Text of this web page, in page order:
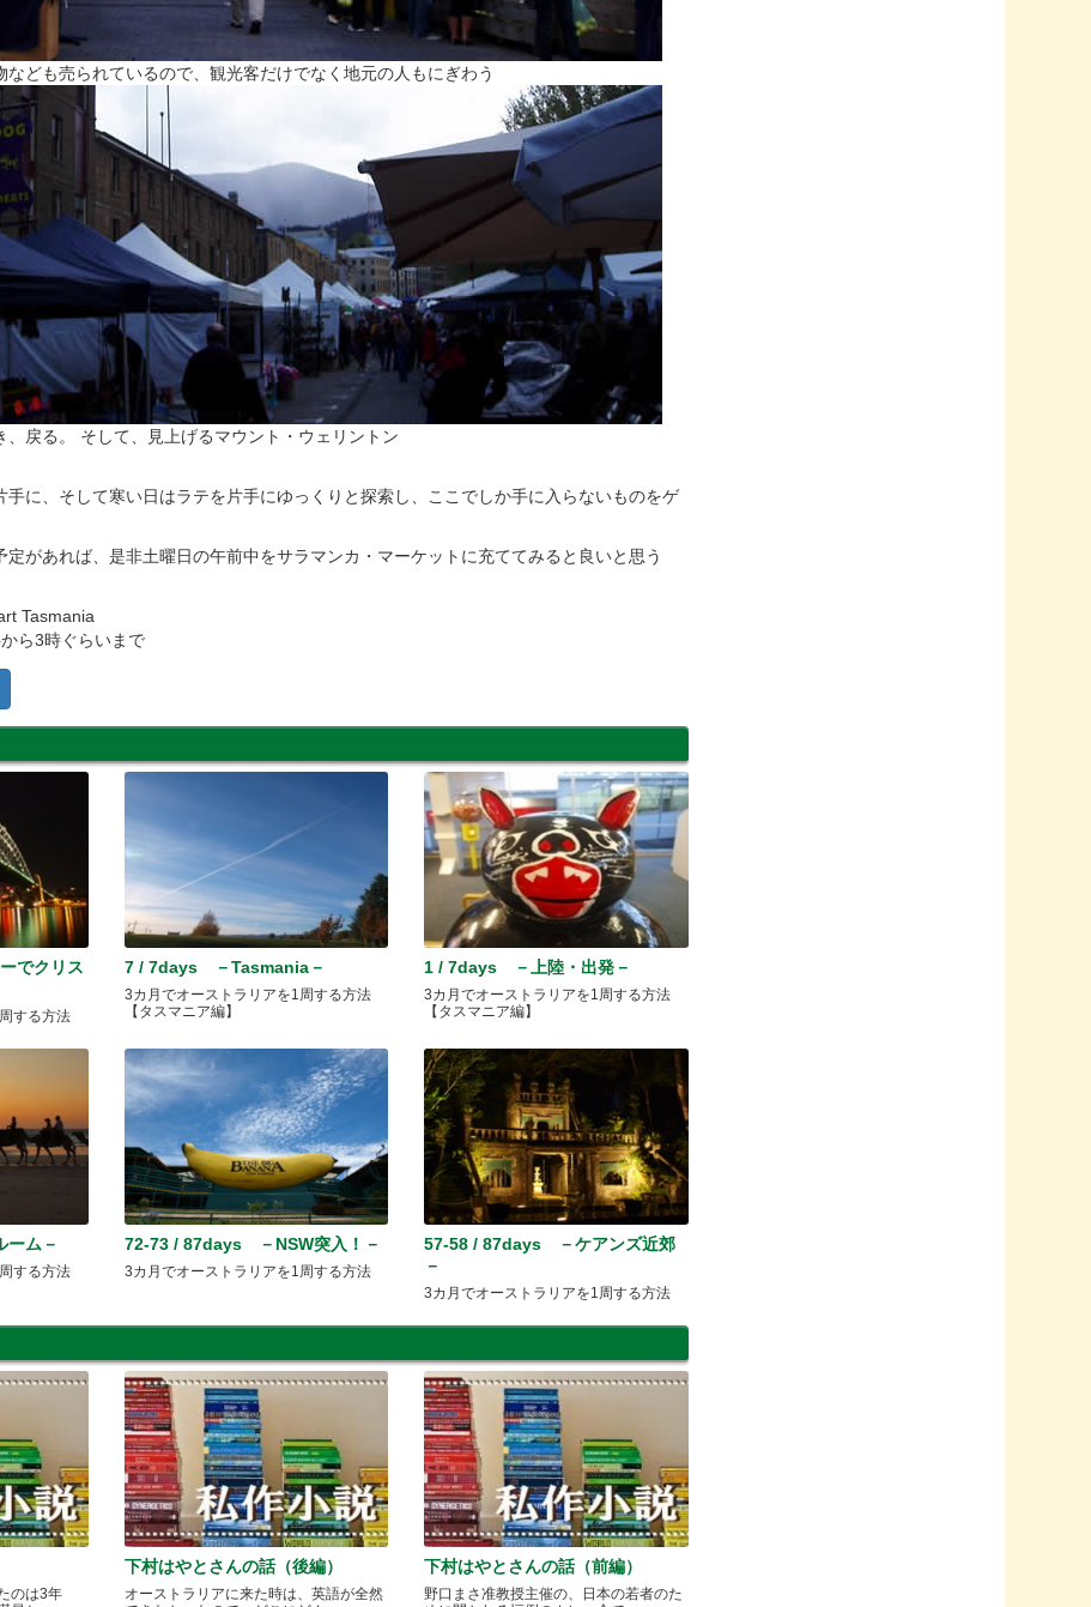
なども売られているので、観光客だけでなく地元の人もにぎわう
、戻る。 そして、見上げるマウント・ウェリントン
手に、そして寒い日はラテを片手にゆっくりと探索し、ここでしか手に入らないものをゲ
定があれば、是非土曜日の午前中をサラマンカ・マーケットに充ててみると良いと思う
Tasmania
ら3時ぐらいまで
でクリス
する方法
7 / 7days －Tasmania－
3カ月でオーストラリアを1周する方法
【タスマニア編】
1 / 7days －上陸・出発－
3カ月でオーストラリアを1周する方法
【タスマニア編】
ム－
する方法
72-73 / 87days －NSW突入！－
3カ月でオーストラリアを1周する方法
57-58 / 87days －ケアンズ近郊
－
3カ月でオーストラリアを1周する方法
のは3年
下村はやとさんの話（後編）
オーストラリアに来た時は、英語が全然
下村はやとさんの話（前編）
野口まさ准教授主催の、日本の若者のた